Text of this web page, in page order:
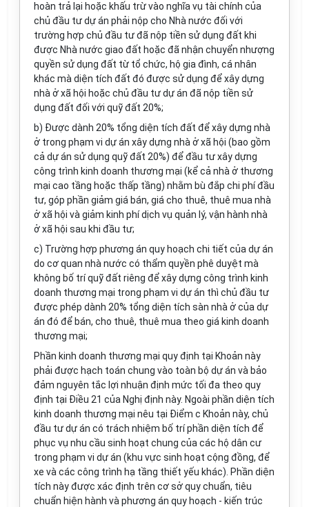
hoàn trả lại hoặc khấu trừ vào nghĩa vụ tài chính của
chủ đầu tư dự án phải nộp cho Nhà nước đối với
trường hợp chủ đầu tư đã nộp tiền sử dụng đất khi
được Nhà nước giao đất hoặc đã nhận chuyển nhượng
quyền sử dụng đất từ tổ chức, hộ gia đình, cá nhân
khác mà diện tích đất đó được sử dụng để xây dựng
nhà ở xã hội hoặc chủ đầu tư dự án đã nộp tiền sử
dụng đất đối với quỹ đất 20%;
b) Được dành 20% tổng diện tích đất để xây dựng nhà
ở trong phạm vi dự án xây dựng nhà ở xã hội (bao gồm
cả dự án sử dụng quỹ đất 20%) để đầu tư xây dựng
công trình kinh doanh thương mại (kể cả nhà ở thương
mại cao tầng hoặc thấp tầng) nhằm bù đắp chi phí đầu
tư, góp phần giảm giá bán, giá cho thuê, thuê mua nhà
ở xã hội và giảm kinh phí dịch vụ quản lý, vận hành nhà
ở xã hội sau khi đầu tư;
c) Trường hợp phương án quy hoạch chi tiết của dự án
do cơ quan nhà nước có thẩm quyền phê duyệt mà
không bố trí quỹ đất riêng để xây dựng công trình kinh
doanh thương mại trong phạm vi dự án thì chủ đầu tư
được phép dành 20% tổng diện tích sàn nhà ở của dự
án đó để bán, cho thuê, thuê mua theo giá kinh doanh
thương mại;
Phần kinh doanh thương mại quy định tại Khoản này
phải được hạch toán chung vào toàn bộ dự án và bảo
đảm nguyên tắc lợi nhuận định mức tối đa theo quy
định tại Điều 21 của Nghị định này. Ngoài phần diện tích
kinh doanh thương mại nêu tại Điểm c Khoản này, chủ
đầu tư dự án có trách nhiệm bố trí phần diện tích để
phục vụ nhu cầu sinh hoạt chung của các hộ dân cư
trong phạm vi dự án (khu vực sinh hoạt cộng đồng, để
xe và các công trình hạ tầng thiết yếu khác). Phần diện
tích này được xác định trên cơ sở quy chuẩn, tiêu
chuẩn hiện hành và phương án quy hoạch - kiến trúc